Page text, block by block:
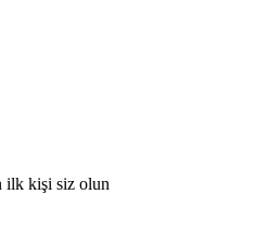
ilk kişi siz olun